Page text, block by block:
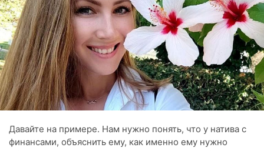
Давайте на примере. Нам нужно понять, что у натива с
финансами, объяснить ему, как именно ему нужно